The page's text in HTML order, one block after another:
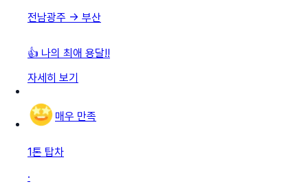
전남광주 → 부산
👍 나의 최애 용달!!
자세히 보기
매우 만족
1톤 탑차
·